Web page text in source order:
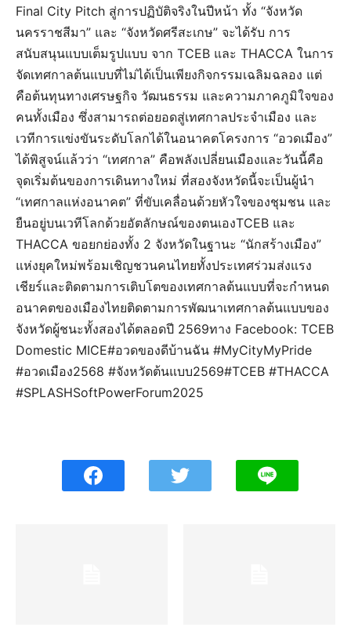
Final City Pitch สู่การปฏิบัติจริงในปีหน้า ทั้ง “จังหวัด
นครราชสีมา” และ “จังหวัดศรีสะเกษ” จะได้รับ การ
สนับสนุนแบบเต็มรูปแบบ จาก TCEB และ THACCA ในการ
จัดเทศกาลต้นแบบที่ไม่ได้เป็นเพียงกิจกรรมเฉลิมฉลอง แต่
คือต้นทุนทางเศรษฐกิจ วัฒนธรรม และความภาคภูมิใจของ
คนทั้งเมือง ซึ่งสามารถต่อยอดสู่เทศกาลประจำเมือง และ
เวทีการแข่งขันระดับโลกได้ในอนาคตโครงการ “อวดเมือง”
ได้พิสูจน์แล้วว่า “เทศกาล” คือพลังเปลี่ยนเมืองและวันนี้คือ
จุดเริ่มต้นของการเดินทางใหม่ ที่สองจังหวัดนี้จะเป็นผู้นำ
“เทศกาลแห่งอนาคต” ที่ขับเคลื่อนด้วยหัวใจของชุมชน และ
ยืนอยู่บนเวทีโลกด้วยอัตลักษณ์ของตนเองTCEB และ
THACCA ขอยกย่องทั้ง 2 จังหวัดในฐานะ “นักสร้างเมือง”
แห่งยุคใหม่พร้อมเชิญชวนคนไทยทั้งประเทศร่วมส่งแรง
เชียร์และติดตามการเติบโตของเทศกาลต้นแบบที่จะกำหนด
อนาคตของเมืองไทยติดตามการพัฒนาเทศกาลต้นแบบของ
จังหวัดผู้ชนะทั้งสองได้ตลอดปี 2569ทาง Facebook: TCEB
Domestic MICE#อวดของดีบ้านฉัน #MyCityMyPride
#อวดเมือง2568 #จังหวัดต้นแบบ2569#TCEB #THACCA
#SPLASHSoftPowerForum2025